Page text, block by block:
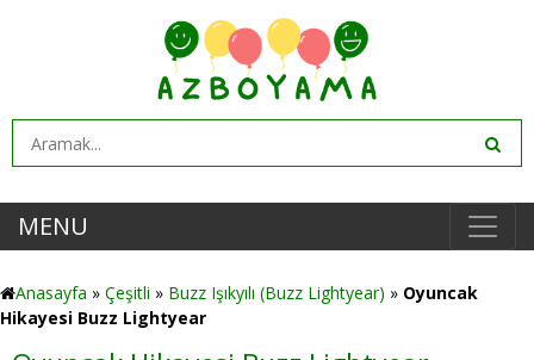
MENU
Anasayfa » Çeşitli » Buzz Işıkyılı (Buzz Lightyear) » Oyuncak
Hikayesi Buzz Lightyear